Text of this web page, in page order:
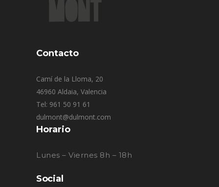
Contacto
Camí de la Lloma, 20
46960 Aldaia, Valencia
Tel: 961 50 91 61
dulmont@dulmont.com
Horario
Lunes – Viernes 8h – 18h
Social